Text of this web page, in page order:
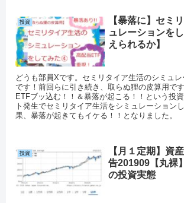
投資
【暴落に】セミ
ュレーションを
えられるか】
どうも部員Xです。セミリタイア生活のシミュ
です！前回らに引き続き、取らぬ狸の皮算用で
ETFブッ込む！！＆暴落が起こる！！という投
ト発生でセミリタイア生活をシミュレーション
果、暴落が起きてもイケる！！となりました。
投資
【月１定期】資
告201909【丸裸
の投資実態